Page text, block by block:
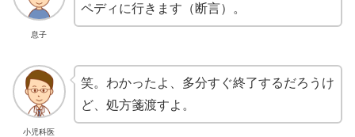
息子
ペディに行きます（断言）。
小児科医
笑。わかったよ、多分すぐ終了するだろうけ
ど、処方箋渡すよ。